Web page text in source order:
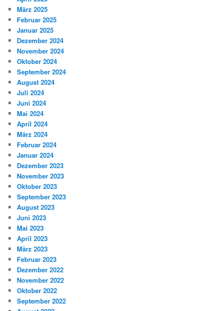
März 2025
Februar 2025
Januar 2025
Dezember 2024
November 2024
Oktober 2024
September 2024
August 2024
Juli 2024
Juni 2024
Mai 2024
April 2024
März 2024
Februar 2024
Januar 2024
Dezember 2023
November 2023
Oktober 2023
September 2023
August 2023
Juni 2023
Mai 2023
April 2023
März 2023
Februar 2023
Dezember 2022
November 2022
Oktober 2022
September 2022